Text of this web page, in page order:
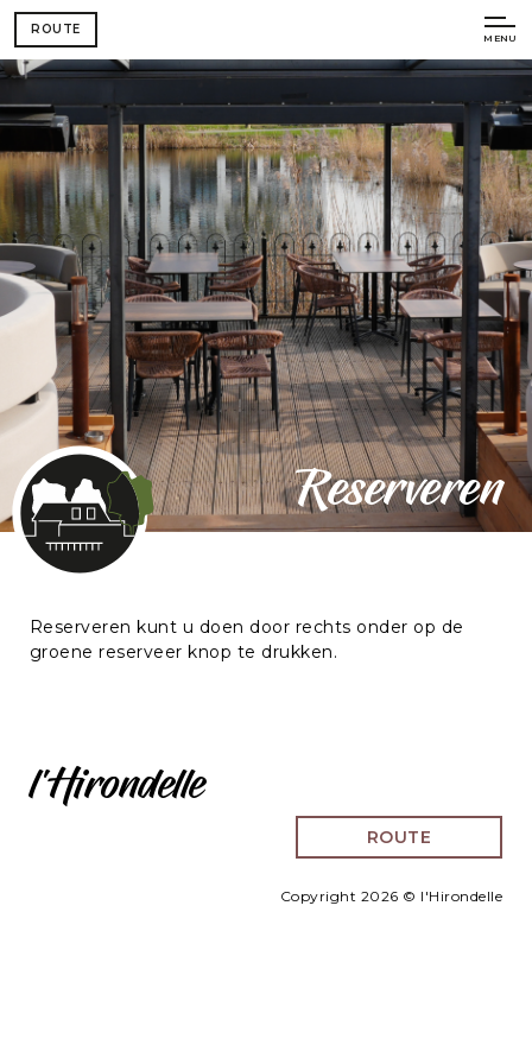
ROUTE
MENU
Reserveren
Reserveren kunt u doen door rechts onder op de
groene reserveer knop te drukken.
l'Hirondelle
ROUTE
Copyright 2026 © l'Hirondelle